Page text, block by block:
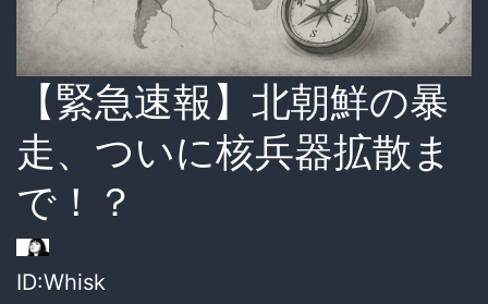
【緊急速報】北朝鮮の暴
走、ついに核兵器拡散ま
で！？
ID:Whisk